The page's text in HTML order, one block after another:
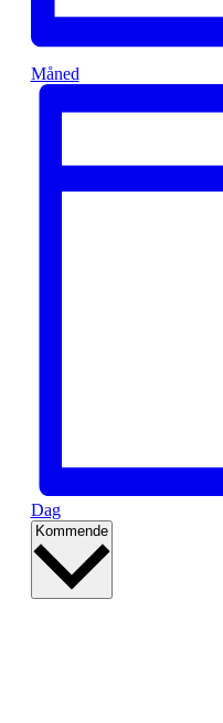
Måned
Dag
Kommende Vælg